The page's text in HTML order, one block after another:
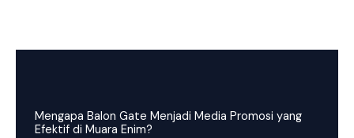
Mengapa Balon Gate Menjadi Media Promosi yang
Efektif di Muara Enim?